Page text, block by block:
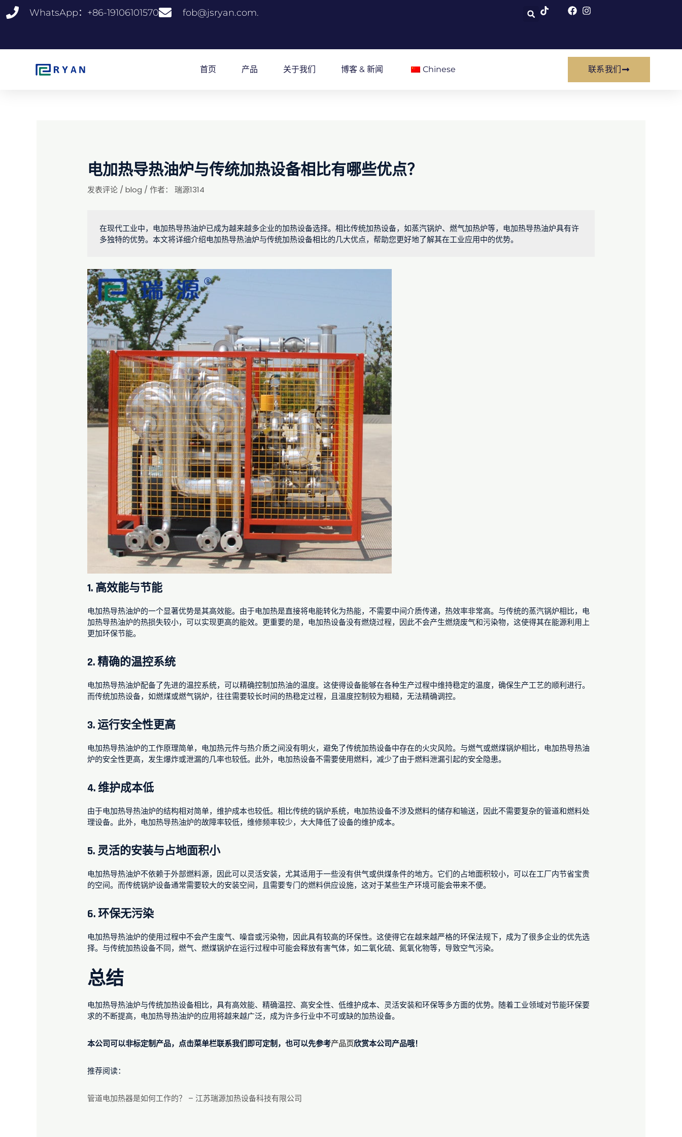
至
WhatsApp：+86-19106101570 fob@jsryan.com.
首页 产品 关于我们 博客 & 新闻 Chinese 联系我们
电加热导热油炉与传统加热设备相比有哪些优点？
发表评论 /blog / 作者： 瑞源1314
在现代工业中，电加热导热油炉已成为越来越多企业的加热设备选择。相比传统加热设备，如蒸汽锅炉、燃气加热炉等，电加热导热油炉具有许
多独特的优势。本文将详细介绍电加热导热油炉与传统加热设备相比的几大优点，帮助您更好地了解其在工业应用中的优势。
1. 高效能与节能
电加热导热油炉的一个显著优势是其高效能。由于电加热是直接将电能转化为热能，不需要中间介质传递，热效率非常高。与传统的蒸汽锅炉相比，电
加热导热油炉的热损失较小，可以实现更高的能效。更重要的是，电加热设备没有燃烧过程，因此不会产生燃烧废气和污染物，这使得其在能源利用上
更加环保节能。
2.精确的温控系统
电加热导热油炉配备了先进的温控系统，可以精确控制加热油的温度。这使得设备能够在各种生产过程中维持稳定的温度，确保生产工艺的顺利进行。
而传统加热设备，如燃煤或燃气锅炉，往往需要较长时间的热稳定过程，且温度控制较为粗糙，无法精确调控。
3. 运行安全性更高
电加热导热油炉的工作原理简单，电加热元件与热介质之间没有明火，避免了传统加热设备中存在的火灾风险。与燃气或燃煤锅炉相比，电加热导热油
炉的安全性更高，发生爆炸或泄漏的几率也较低。此外，电加热设备不需要使用燃料，减少了由于燃料泄漏引起的安全隐患。
4.维护成本低
由于电加热导热油炉的结构相对简单，维护成本也较低。相比传统的锅炉系统，电加热设备不涉及燃料的储存和输送，因此不需要复杂的管道和燃料处
理设备。此外，电加热导热油炉的故障率较低，维修频率较少，大大降低了设备的维护成本。
5.灵活的安装与占地面积小
电加热导热油炉不依赖于外部燃料源，因此可以灵活安装，尤其适用于一些没有供气或供煤条件的地方。它们的占地面积较小，可以在工厂内节省宝贵
的空间。而传统锅炉设备通常需要较大的安装空间，且需要专门的燃料供应设施，这对于某些生产环境可能会带来不便。
6.环保无污染
电加热导热油炉的使用过程中不会产生废气、噪音或污染物，因此具有较高的环保性。这使得它在越来越严格的环保法规下，成为了很多企业的优先选
择。与传统加热设备不同，燃气、燃煤锅炉在运行过程中可能会释放有害气体，如二氧化硫、氮氧化物等，导致空气污染。
总结
电加热导热油炉与传统加热设备相比，具有高效能、精确温控、高安全性、低维护成本、灵活安装和环保等多方面的优势。随着工业领域对节能环保要
求的不断提高，电加热导热油炉的应用将越来越广泛，成为许多行业中不可或缺的加热设备。
本公司可以非标定制产品，点击菜单栏联系我们即可定制，也可以先参考产品页欣赏本公司产品哦！
推荐阅读：
管道电加热器是如何工作的？ – 江苏瑞源加热设备科技有限公司